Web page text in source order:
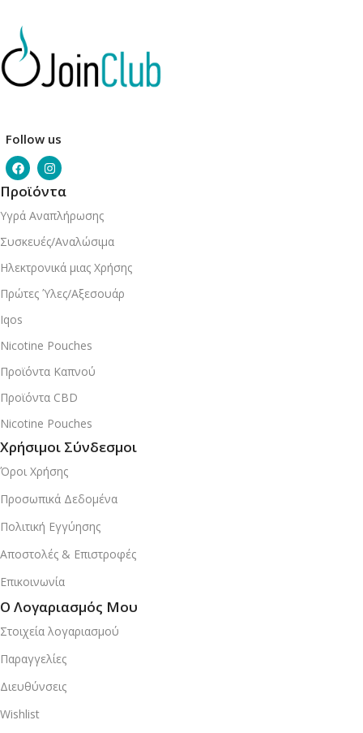
Follow us
Προϊόντα
Υγρά Αναπλήρωσης
Συσκευές/Αναλώσιμα
Ηλεκτρονικά μιας Χρήσης
Πρώτες Ύλες/Αξεσουάρ
Iqos
Nicotine Pouches
Προϊόντα Καπνού
Προϊόντα CBD
Nicotine Pouches
Χρήσιμοι Σύνδεσμοι
Όροι Χρήσης
Προσωπικά Δεδομένα
Πολιτική Εγγύησης
Αποστολές & Επιστροφές
Επικοινωνία
Ο Λογαριασμός Μου
Στοιχεία λογαριασμού
Παραγγελίες
Διευθύνσεις
Wishlist